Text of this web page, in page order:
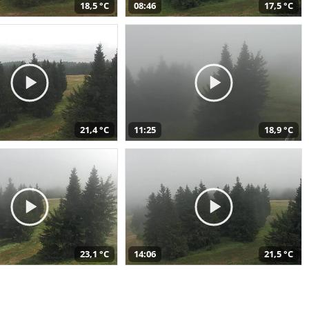
18,5 °C 08:46 17,5 °C
21,4 °C 11:25 18,9 °C
23,1 °C 14:06 21,5 °C